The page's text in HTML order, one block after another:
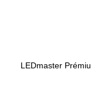
LEDmaster